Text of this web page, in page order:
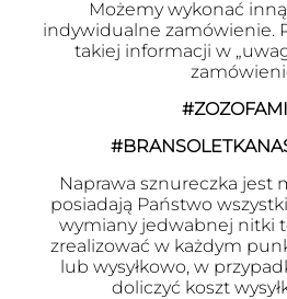
Możemy wykonać
indywidualne zamówienie.
takiej informacji w
Naprawa sznureczka jest
posiadają Państwo
wymiany jedwabnej nitki
zrealizować w każdym
lub wysyłkowo, w
doliczyć koszt